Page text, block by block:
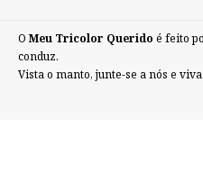
O Meu Tricolor Querido é feito
conduz.
Vista o manto, junte-se a nós e